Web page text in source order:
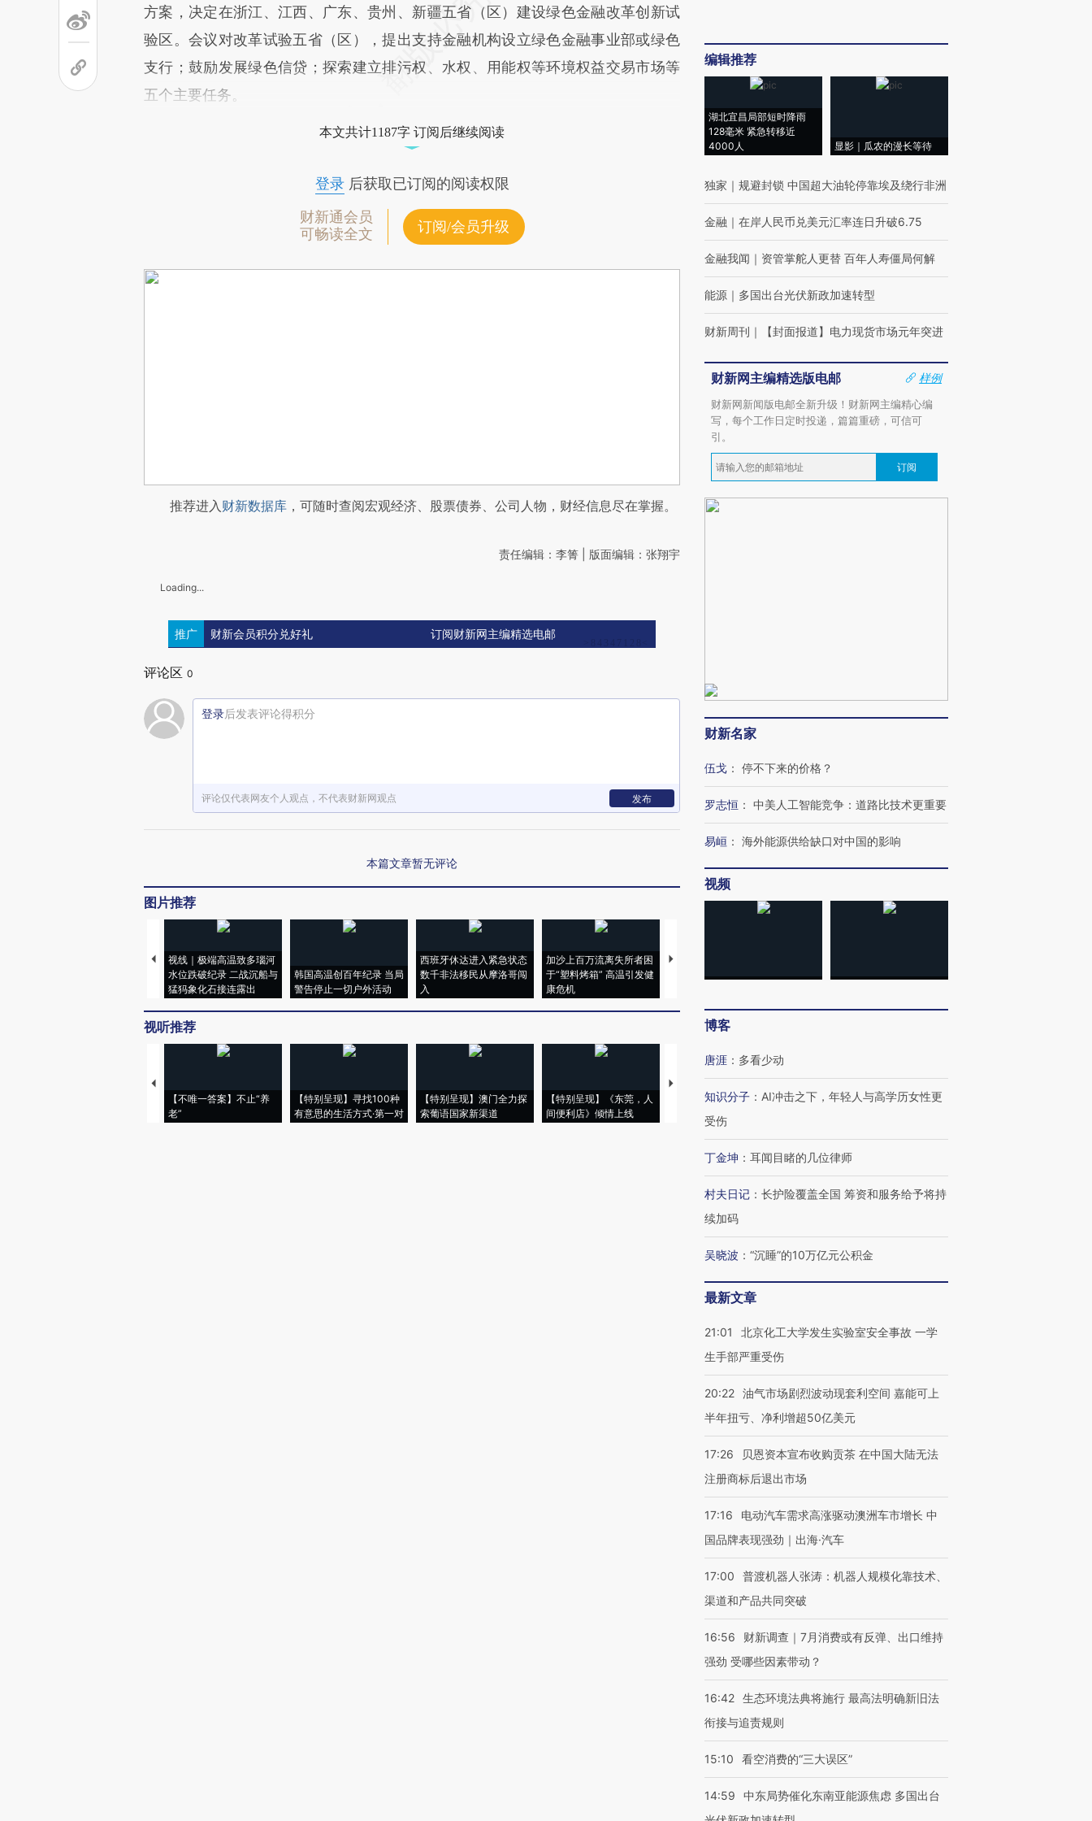
方案，决定在浙江、江西、广东、贵州、新疆五省（区）建设绿色金融改革创新试
验区。会议对改革试验五省（区），提出支持金融机构设立绿色金融事业部或绿色
支行；鼓励发展绿色信贷；探索建立排污权、水权、用能权等环境权益交易市场等
五个主要任务。
本文共计1187字 订阅后继续阅读
登录后获取已订阅的阅读权限
财新通会员
可畅读全文
订阅/会员升级
推荐进入财新数据库 ，可随时查阅宏观经济、股票债券、公司人物，财经信息尽在掌握。
责任编辑：李箐 | 版面编辑：张翔宇
Loading...
推广 财新会员积分兑好礼 订阅财新网主编精选电邮
评论区 0
登录后发表评论得积分
评论仅代表网友个人观点，不代表财新网观点 发布
本篇文章暂无评论
图片推荐
视线｜极端高温致多瑙河
水位跌破纪录 二战沉船与
猛犸象化石接连露出
韩国高温创百年纪录 当局
警告停止一切户外活动
西班牙休达进入紧急状态
数千非法移民从摩洛哥闯
入
加沙上百万流离失所者困
于“塑料烤箱” 高温引发健
康危机
视线｜HYROX的吸金
术：是什么让中产们甘
粒摇头丸 尿检体内含3种
度Z世代 用街头抗争将教
视听推荐
【不唯一答案】不止“养
老”
【特别呈现】寻找100种
有意思的生活方式·第一对
【特别呈现】澳门全力探
索葡语国家新渠道
【特别呈现】《东莞，人
间便利店》倾情上线
【推广】走进第四届链博
会，让数智科技“链”接产
【特别呈现】寻找100种
CFO：不靠规模取胜，华
编辑推荐
湖北宜昌局部短时降雨
128毫米 紧急转移近
4000人
显影｜瓜农的漫长等待
独家 ｜ 规避封锁 中国超大油轮停靠埃及绕行非洲
金融 ｜ 在岸人民币兑美元汇率连日升破6.75
金融我闻 ｜ 资管掌舵人更替 百年人寿僵局何解
能源 ｜ 多国出台光伏新政加速转型
财新周刊 ｜ 【封面报道】电力现货市场元年突进
财新网主编精选版电邮
样例
财新网新闻版电邮全新升级！财新网主编精心编
写，每个工作日定时投递，篇篇重磅，可信可
引。
订阅
财新名家
伍戈 ： 停不下来的价格？
罗志恒 ： 中美人工智能竞争：道路比技术更重要
易峘 ： 海外能源供给缺口对中国的影响
视频
博客
唐涯 ： 多看少动
知识分子 ： AI冲击之下，年轻人与高学历女性更
受伤
丁金坤 ： 耳闻目睹的几位律师
村夫日记 ： 长护险覆盖全国 筹资和服务给予将持
续加码
吴晓波 ： “沉睡”的10万亿元公积金
最新文章
21:01
北京化工大学发生实验室安全事故 一学
生手部严重受伤
20:22 油气市场剧烈波动现套利空间 嘉能可上
半年扭亏、净利增超50亿美元
17:26
贝恩资本宣布收购贡茶 在中国大陆无法
注册商标后退出市场
17:16
电动汽车需求高涨驱动澳洲车市增长 中
国品牌表现强劲｜出海·汽车
17:00
普渡机器人张涛：机器人规模化靠技术、
渠道和产品共同突破
16:56
财新调查｜7月消费或有反弹、出口维持
强劲 受哪些因素带动？
16:42 生态环境法典将施行 最高法明确新旧法
衔接与追责规则
15:10 看空消费的“三大误区”
14:59
中东局势催化东南亚能源焦虑 多国出台